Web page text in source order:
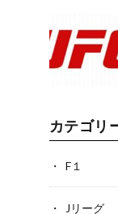
カテゴリ
F１
Jリーグ